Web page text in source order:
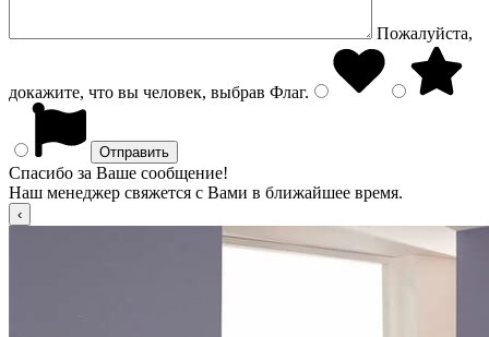
Пожалуйста,
докажите, что вы человек, выбрав Флаг.
Спасибо за Ваше сообщение!
Наш менеджер свяжется с Вами в ближайшее время.